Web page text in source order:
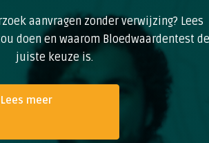
aanvragen zonder verwijzing? Lees
doen en waarom Bloedwaardentest de
juiste keuze is.
Lees meer